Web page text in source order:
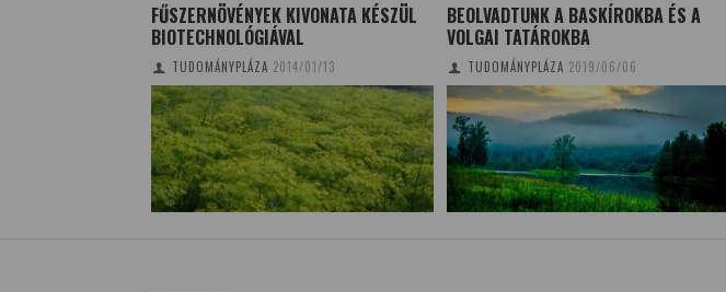
FŰSZERNÖVÉNYEK KIVONATA KÉSZÜL
BIOTECHNOLÓGIÁVAL
TUDOMÁNYPLÁZA 2014/01/13
BEOLVADTUNK A BASKÍROKBA ÉS A
VOLGAI TATÁROKBA
TUDOMÁNYPLÁZA 2019/06/06